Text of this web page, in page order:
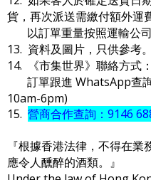
貨，再次派送需繳付額外運
以訂單重量按照運輸公司
13. 資料及圖片，只供參考。
14. 《市集世界》聯絡方式：
訂單跟進 WhatsApp查
10am-6pm)
15. 營商合作查詢：9146
『根據香港法律，不得在
應令人醺醉的酒類。』